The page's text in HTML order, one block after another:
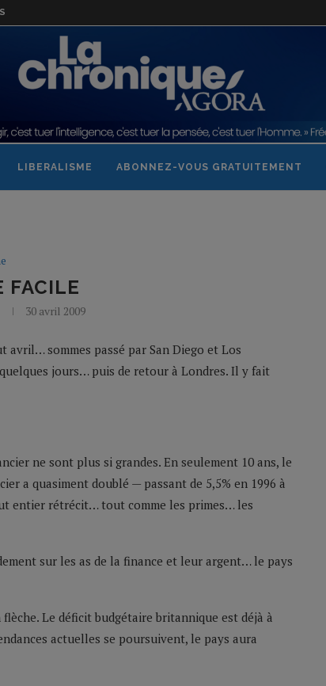
LIBERALISME ABONNEZ-VOUS GRATUITEMENT
FACILE
30 avril 2009
sommes passé par San Diego et Los
jours… puis de retour à Londres. Il y fait
ne sont plus si grandes. En seulement 10 ans, le
a quasiment doublé — passant de 5,5% en 1996 à
entier rétrécit… tout comme les primes… les
sur les as de la finance et leur argent… le pays
Le déficit budgétaire britannique est déjà à
actuelles se poursuivent, le pays aura